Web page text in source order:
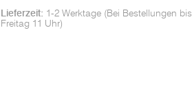
Lieferzeit: 1-2 Werktage (Bei Bestellungen bis
Freitag 11 Uhr)